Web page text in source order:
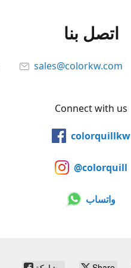
اتصل بنا
sales@colorkw.com
Connect with us
colorquillkw
@colorquill
واتساب